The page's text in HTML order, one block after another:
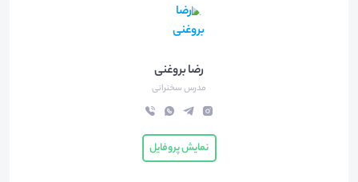
رضا بروغنی
مدرس سخنرانی
نمایش پروفایل